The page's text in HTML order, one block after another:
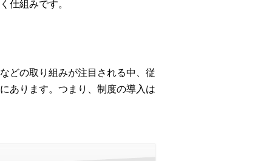
仕組みです。
どの取り組みが注目される中、従
あります。つまり、制度の導入は